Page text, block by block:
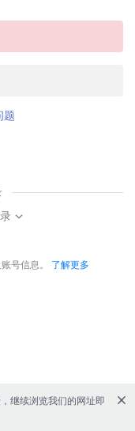
题
号信息。 了解更多
继续浏览我们的网址即